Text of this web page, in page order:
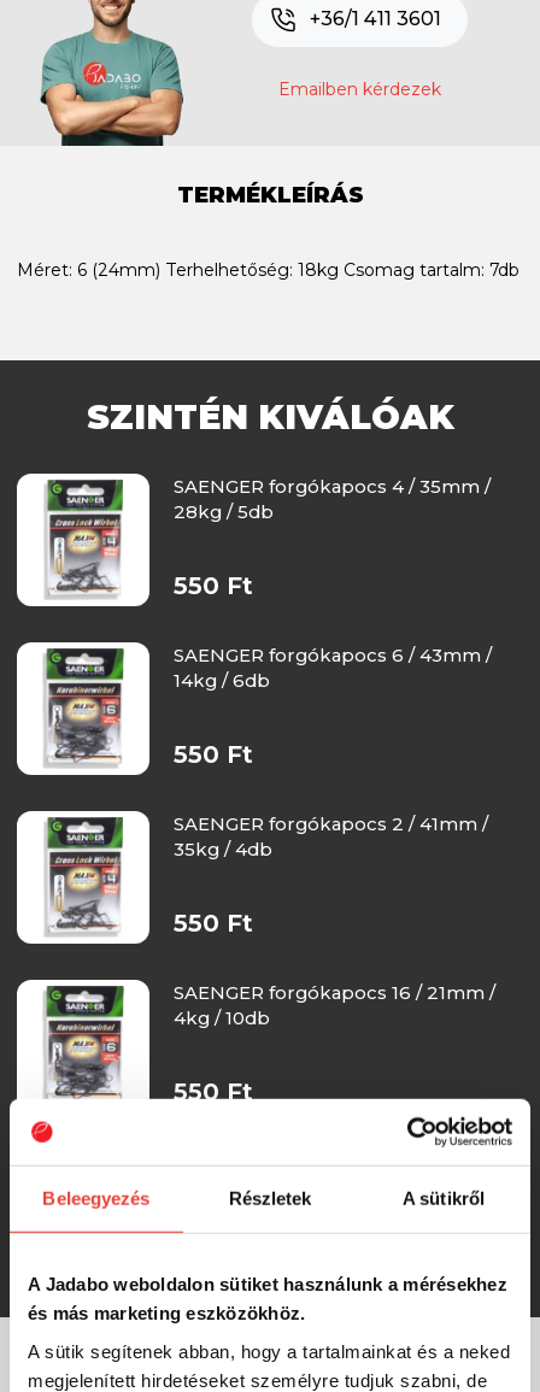
Beleegyezés Részletek A sütikről
A Jadabo weboldalon sütiket használunk a mérésekhez
és más marketing eszközökhöz.
A sütik segítenek abban, hogy a tartalmainkat és a neked
megjelenített hirdetéseket személyre tudjuk szabni, de
+36/1 411 3601
Emailben kérdezek
TERMÉKLEÍRÁS
Méret: 6 (24mm) Terhelhetőség: 18kg Csomag tartalm: 7db
SZINTÉN KIVÁLÓAK
SAENGER forgókapocs 4 / 35mm /
28kg / 5db
550 Ft
SAENGER forgókapocs 6 / 43mm /
14kg / 6db
550 Ft
SAENGER forgókapocs 2 / 41mm /
35kg / 4db
550 Ft
SAENGER forgókapocs 16 / 21mm /
4kg / 10db
550 Ft
SAENGER forgókapocs 12 / 27mm /
8kg / 10db